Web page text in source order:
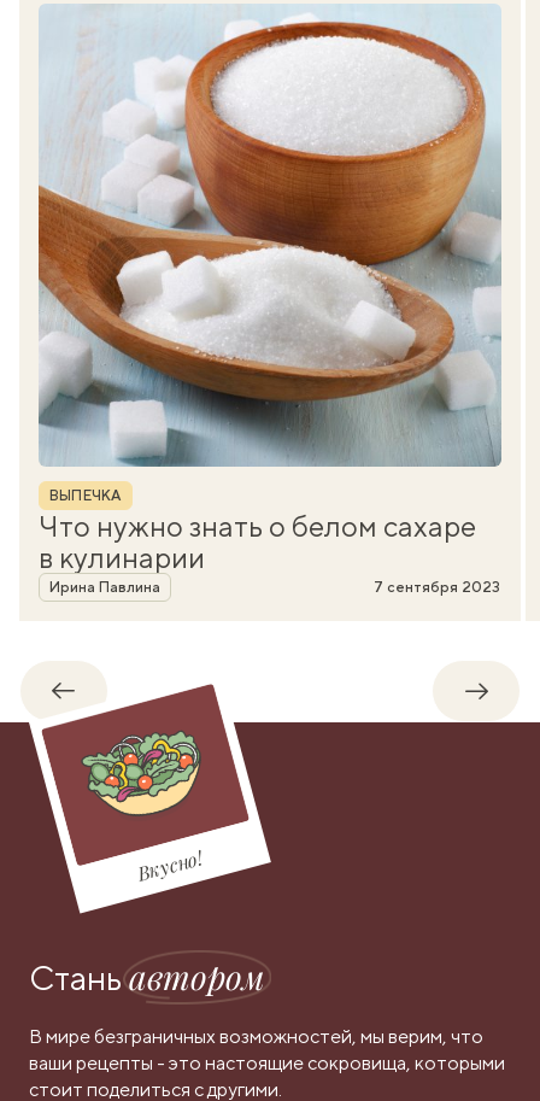
Рубрика
ВЫПЕЧКА
Что нужно знать о белом сахаре
в кулинарии
Автор
Ирина Павлина 7 сентября 2023
Обратно
Вкусно!
Станьавтором
В мире безграничных возможностей, мы верим, что
ваши рецепты - это настоящие сокровища, которыми
стоит поделиться с другими.